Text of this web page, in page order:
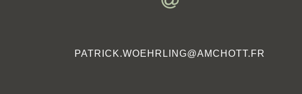
PATRICK.WOEHRLING@AMCHOTT.FR